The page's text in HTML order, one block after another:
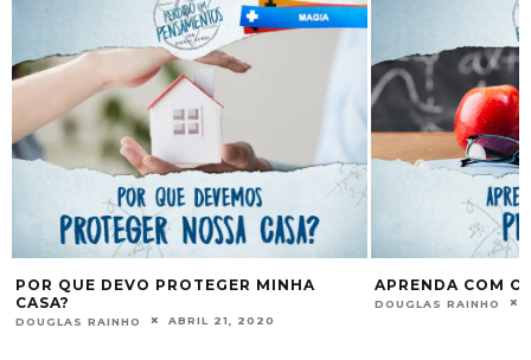
POR QUE DEVO PROTEGER MINHA
CASA?
DOUGLAS RAINHO ABRIL 21, 2020
APRENDA COM O
DOUGLAS RAINHO